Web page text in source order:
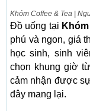
Khóm Coffee & Tea |
Đồ uống tại
phú và ngon, giá
học sinh, sinh
chọn khung giờ
cảm nhận được
đây mang lại.